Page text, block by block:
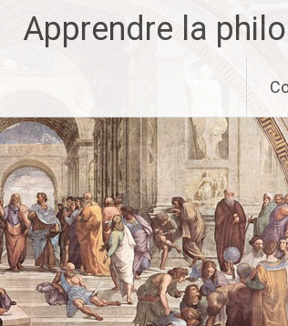
Apprendre la